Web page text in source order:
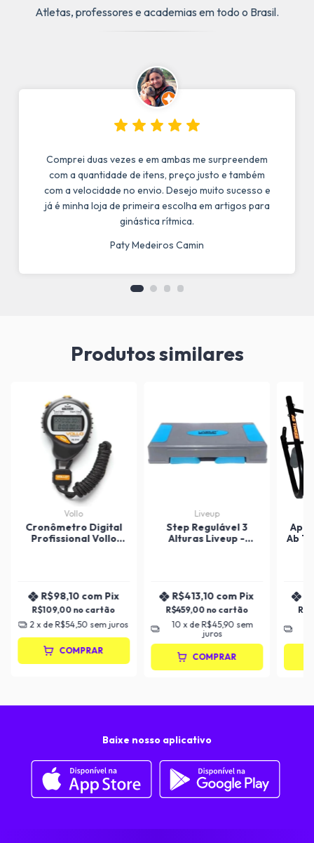
Atletas, professores e academias em todo o Brasil.
Comprei duas vezes e em ambas me surpreendem
com a quantidade de itens, preço justo e também
com a velocidade no envio. Desejo muito sucesso e
já é minha loja de primeira escolha em artigos para
ginástica rítmica.
Paty Medeiros Camin
Produtos similares
Vollo
Cronômetro Digital
Profissional Vollo
R$109,00
R$98,10 com Pix
2 x de R$54,50 sem juros
COMPRAR
Liveup
Step Regulável 3
Alturas Liveup -
R$459,00
R$413,10 com Pix
10 x de R$45,90 sem
juros
COMPRAR
Ab
Baixe nosso aplicativo